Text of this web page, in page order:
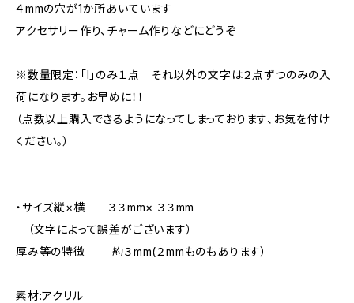
４mmの穴が1か所あいています
アクセサリー作り、チャーム作りなどにどうぞ
※数量限定：「I」のみ１点 それ以外の文字は２点ずつのみの入
荷になります。お早めに！！
（点数以上購入できるようになってしまっております、お気を付け
ください。）
・サイズ縦×横 ３３mm× ３３mm
（文字によって誤差がございます）
厚み等の特徴 約３mm(２mmものもあります）
素材:アクリル